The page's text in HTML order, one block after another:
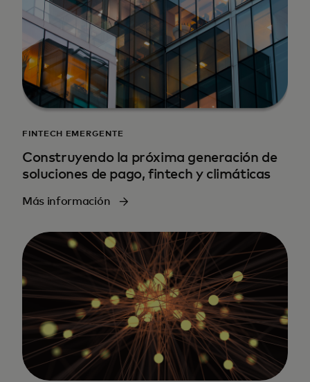
FINTECH EMERGENTE
Construyendo la próxima generación de
soluciones de pago, fintech y climáticas
Más información